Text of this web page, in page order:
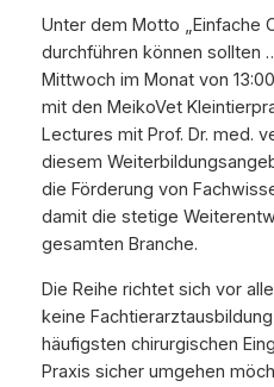
Unter dem Motto „Einfache
durchführen können sollten
Mittwoch im Monat von
mit den MeikoVet
Lectures mit Prof. Dr. med.
diesem
die Förderung von
damit die stetige
gesamten Branche.
Die Reihe richtet sich vor
keine
häufigsten chirurgischen
Praxis sicher umgehen